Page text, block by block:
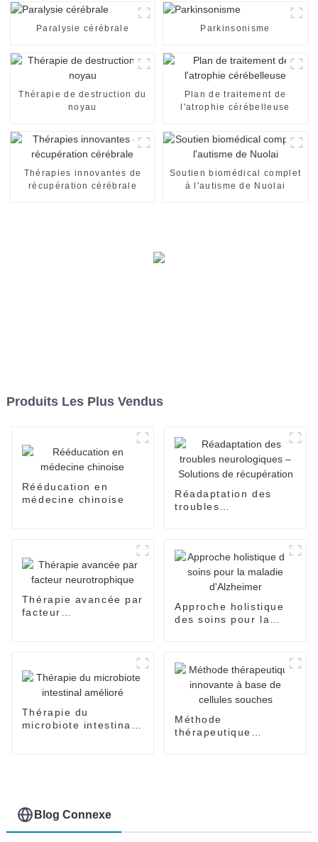
Paralysie cérébrale Parkinsonisme
Thérapie de destruction du
noyau
Plan de traitement de
l'atrophie cérébelleuse
Thérapies innovantes de
récupération cérébrale
Soutien biomédical complet
à l'autisme de Nuolai
Produits Les Plus Vendus
Rééducation en
médecine chinoise
Réadaptation des
troubles
Thérapie avancée par
facteur
Approche holistique
des soins pour la
Thérapie du
microbiote intestinal
Méthode
thérapeutique
Blog Connexe